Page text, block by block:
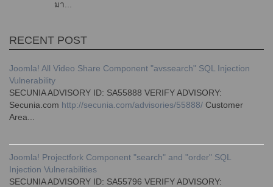
มา...
RECENT POST
Joomla! All Video Share Component "avssearch" SQL Injection
Vulnerability
SECUNIA ADVISORY ID: SA55888 VERIFY ADVISORY:
Secunia.com http://secunia.com/advisories/55888/ Customer
Area...
Joomla! Projectfork Component "search" and "order" SQL
Injection Vulnerabilities
SECUNIA ADVISORY ID: SA55796 VERIFY ADVISORY: